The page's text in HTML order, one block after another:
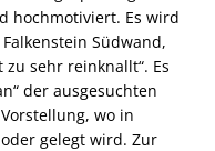
hochmotiviert. Es wird
Südwand,
sehr reinknallt“. Es
der ausgesuchten
wo in
gelegt wird. Zur